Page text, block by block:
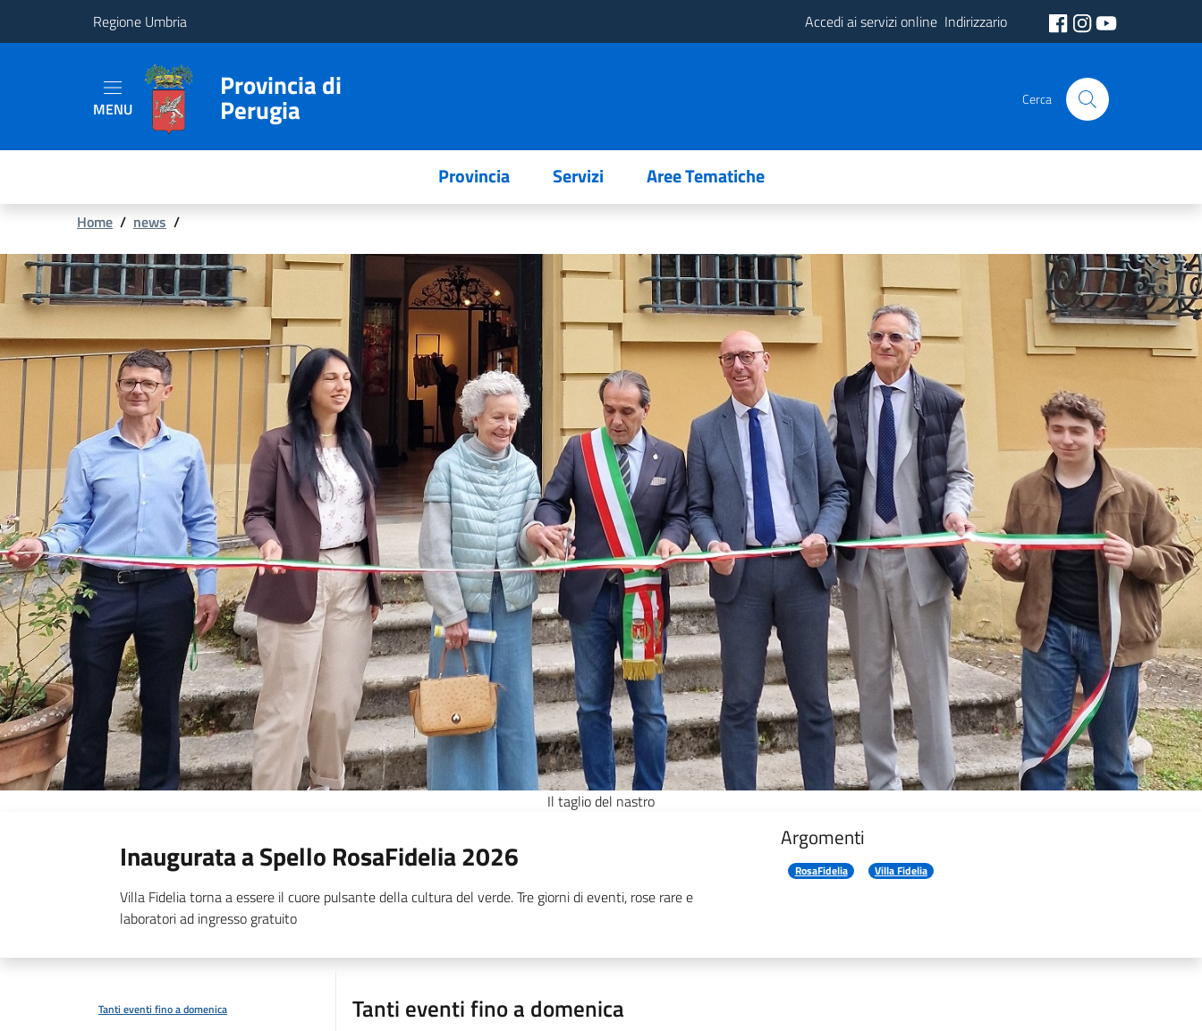
Regione Umbria Accedi ai servizi online Indirizzario
Tematiche
MENU
Provincia di
Perugia Cerca
Provincia Servizi Aree Tematiche
Briciole
di
pane
Home / news /
Il taglio del nastro
Inaugurata a Spello RosaFidelia 2026
Villa Fidelia torna a essere il cuore pulsante della cultura del verde. Tre giorni di eventi, rose rare e
laboratori ad ingresso gratuito
Argomenti
RosaFidelia Villa Fidelia
Tanti eventi fino a domenica
Tanti eventi fino a domenica